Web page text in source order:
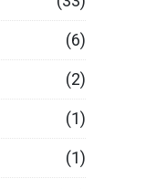
(6)
(2)
(1)
(1)